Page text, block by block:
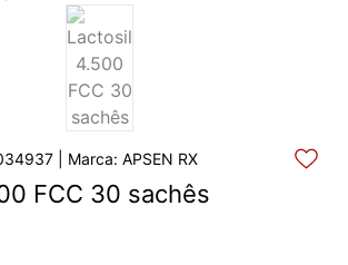
| Marca: APSEN RX
FCC 30 sachês